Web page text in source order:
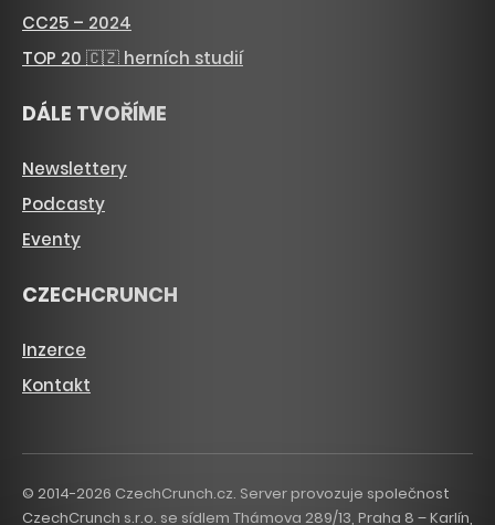
CC25 – 2024
TOP 20 🇨🇿 herních studií
DÁLE TVOŘÍME
Newslettery
Podcasty
Eventy
CZECHCRUNCH
Inzerce
Kontakt
© 2014-2026 CzechCrunch.cz. Server provozuje společnost
CzechCrunch s.r.o. se sídlem Thámova 289/13, Praha 8 – Karlín,